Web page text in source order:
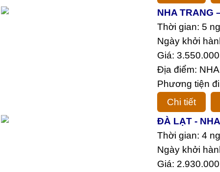
NHA TRANG
Thời gian: 5
Ngày khởi
Giá: 3.550.000
Địa điểm:
Phương tiện
Chi tiết
ĐÀ LẠT -
Thời gian: 4
Ngày khởi
Giá: 2.930.000